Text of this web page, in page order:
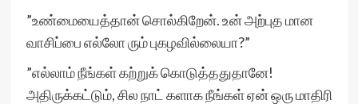
”உண்மையைத்தான் சொல்கிறேன். உன் அற்புத மான
வாசிப்பை எல்லோ ரும் புகழவில்லையா?”
”எல்லாம் நீங்கள் கற்றுக் கொடுத்ததுதானே!
அதிருக்கட்டும், சில நாட் களாக நீங்கள் ஏன் ஒரு மாதிரி